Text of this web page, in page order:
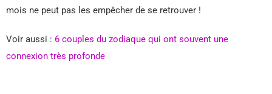
mois ne peut pas les empêcher de se retrouver !
Voir aussi : 6 couples du zodiaque qui ont souvent une
connexion très profonde